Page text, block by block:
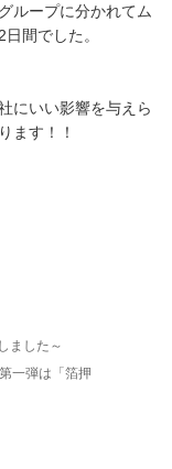
ループに分かれてム
間でした。
にいい影響を与えら
ます！！
ました～
一弾は「箔押